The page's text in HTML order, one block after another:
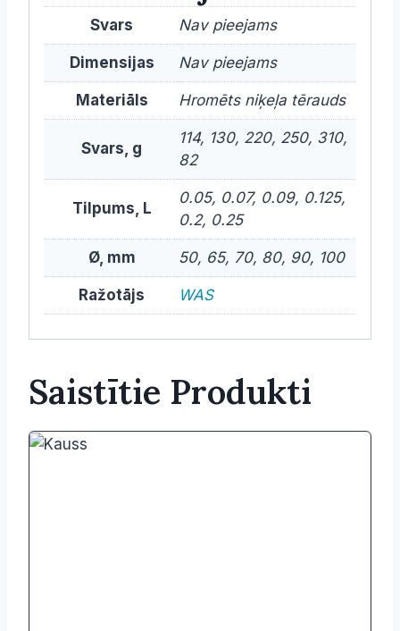
Svars Nav pieejams
Dimensijas Nav pieejams
Materiāls Hromēts niķeļa tērauds
Svars, g
114, 130, 220, 250, 310,
82
Tilpums, L
0.05, 0.07, 0.09, 0.125,
0.2, 0.25
Ø, mm 50, 65, 70, 80, 90, 100
Ražotājs WAS
Saistītie Produkti